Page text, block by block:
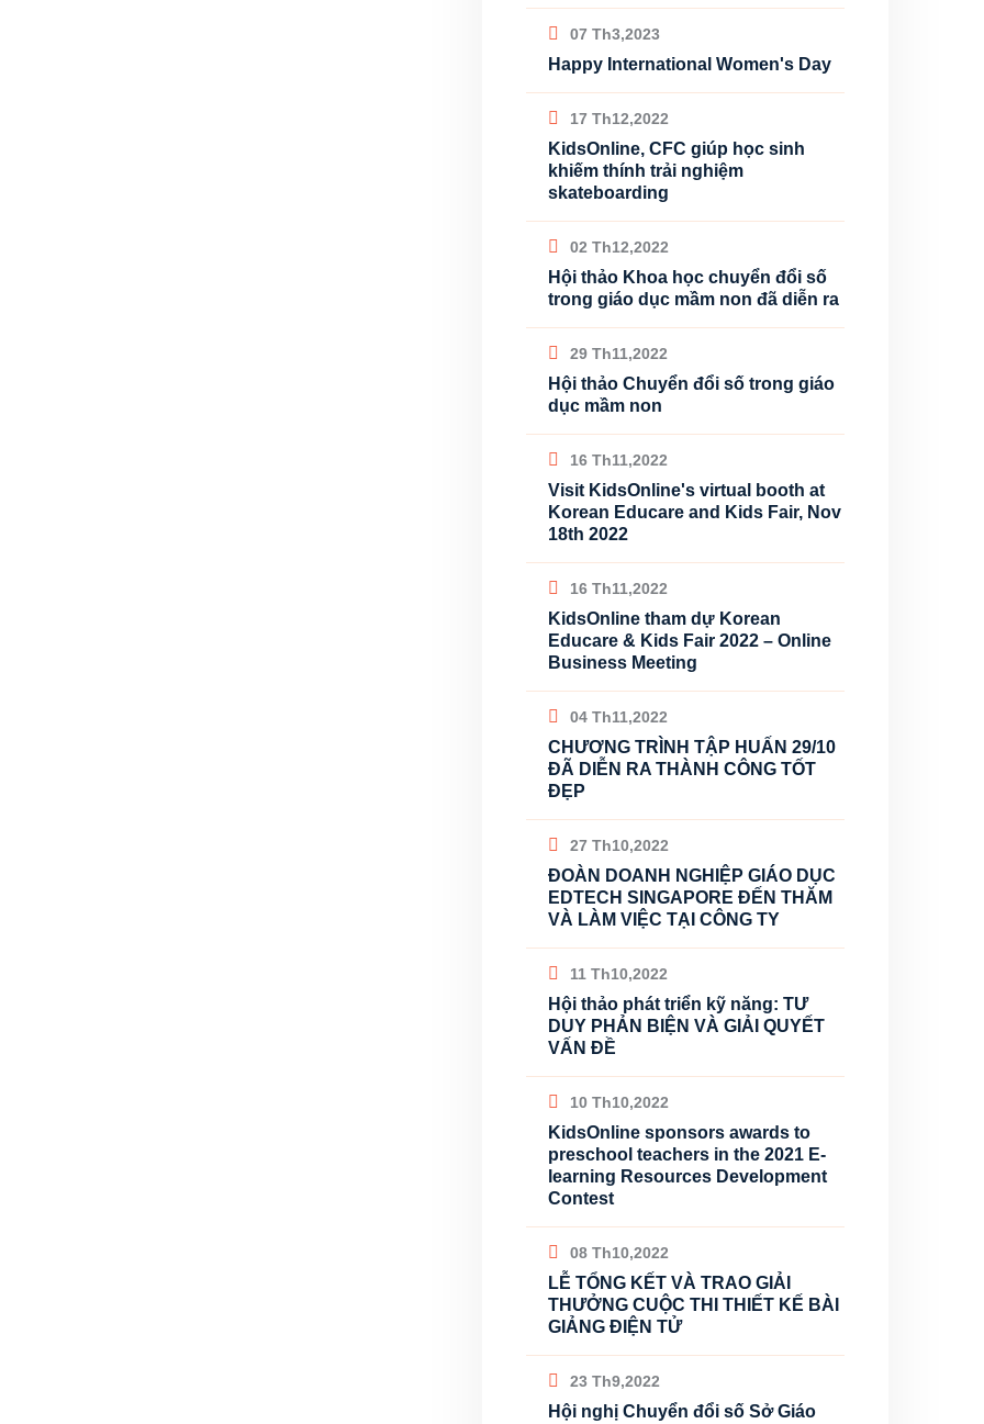
07 Th3,2023
Happy International Women's Day
17 Th12,2022
KidsOnline, CFC giúp học sinh
khiếm thính trải nghiệm
skateboarding
02 Th12,2022
Hội thảo Khoa học chuyển đổi số
trong giáo dục mầm non đã diễn ra
29 Th11,2022
Hội thảo Chuyển đổi số trong giáo
dục mầm non
16 Th11,2022
Visit KidsOnline's virtual booth at
Korean Educare and Kids Fair, Nov
18th 2022
16 Th11,2022
KidsOnline tham dự Korean
Educare & Kids Fair 2022 – Online
Business Meeting
04 Th11,2022
CHƯƠNG TRÌNH TẬP HUẤN 29/10
ĐÃ DIỄN RA THÀNH CÔNG TỐT
ĐẸP
27 Th10,2022
ĐOÀN DOANH NGHIỆP GIÁO DỤC
EDTECH SINGAPORE ĐẾN THĂM
VÀ LÀM VIỆC TẠI CÔNG TY
11 Th10,2022
Hội thảo phát triển kỹ năng: TƯ
DUY PHẢN BIỆN VÀ GIẢI QUYẾT
VẤN ĐỀ
10 Th10,2022
KidsOnline sponsors awards to
preschool teachers in the 2021 E-
learning Resources Development
Contest
08 Th10,2022
LỄ TỔNG KẾT VÀ TRAO GIẢI
THƯỞNG CUỘC THI THIẾT KẾ BÀI
GIẢNG ĐIỆN TỬ
23 Th9,2022
Hội nghị Chuyển đổi số Sở Giáo